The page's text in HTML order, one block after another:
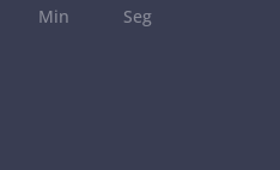
Min Seg